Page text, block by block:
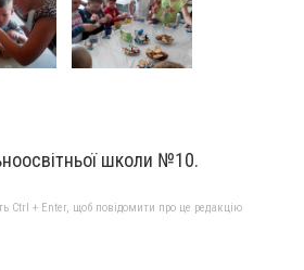
школи №10.
Ctrl + Enter, щоб повідомити про це редакцію